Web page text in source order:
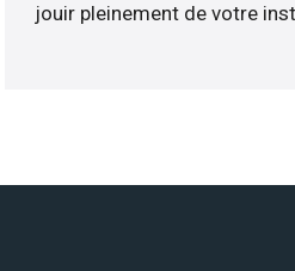
jouir pleinement de votre